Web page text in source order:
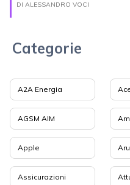
DI ALESSANDRO VOCI
Categorie
A2A Energia
AGSM AIM
Apple
Assicurazioni